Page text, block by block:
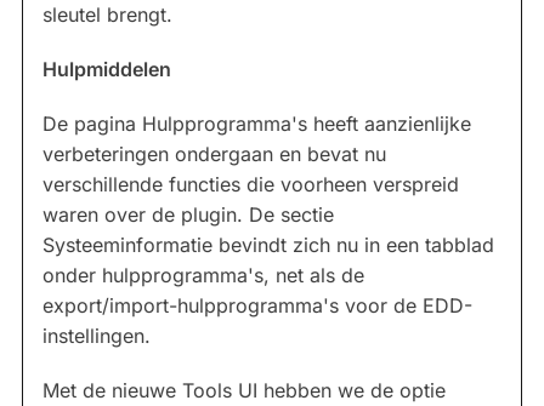
sleutel brengt.
Hulpmiddelen
De pagina Hulpprogramma's heeft aanzienlijke
verbeteringen ondergaan en bevat nu
verschillende functies die voorheen verspreid
waren over de plugin. De sectie
Systeeminformatie bevindt zich nu in een tabblad
onder hulpprogramma's, net als de
export/import-hulpprogramma's voor de EDD-
instellingen.
Met de nieuwe Tools UI hebben we de optie